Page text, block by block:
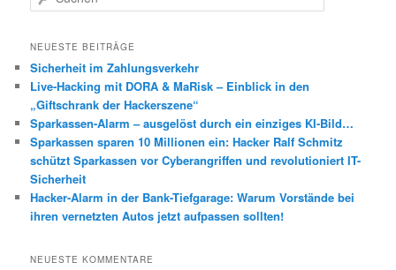
u
h
n
NEUESTE BEITRÄGE
Sicherheit im Zahlungsverkehr
Live-Hacking mit DORA & MaRisk – Einblick in den
„Giftschrank der Hackerszene“
Sparkassen-Alarm – ausgelöst durch ein einziges KI-Bild…
Sparkassen sparen 10 Millionen ein: Hacker Ralf Schmitz
schützt Sparkassen vor Cyberangriffen und revolutioniert IT-
Sicherheit
Hacker-Alarm in der Bank-Tiefgarage: Warum Vorstände bei
ihren vernetzten Autos jetzt aufpassen sollten!
NEUESTE KOMMENTARE